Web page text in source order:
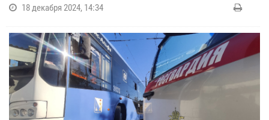
18 декабря 2024, 14:34